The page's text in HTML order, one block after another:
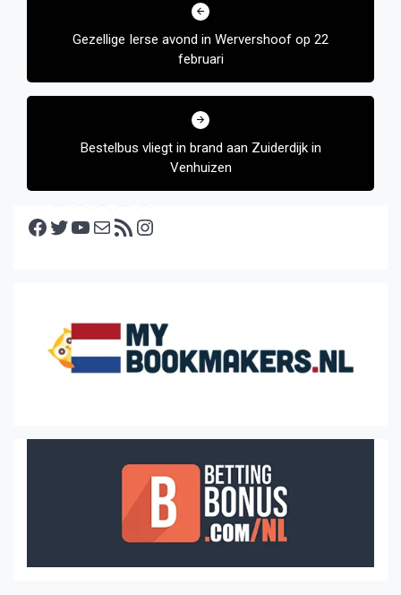
Gezellige Ierse avond in Wervershoof op 22
februari
Bestelbus vliegt in brand aan Zuiderdijk in
Venhuizen
Facebook Twitter YouTube E-mail RSS feed